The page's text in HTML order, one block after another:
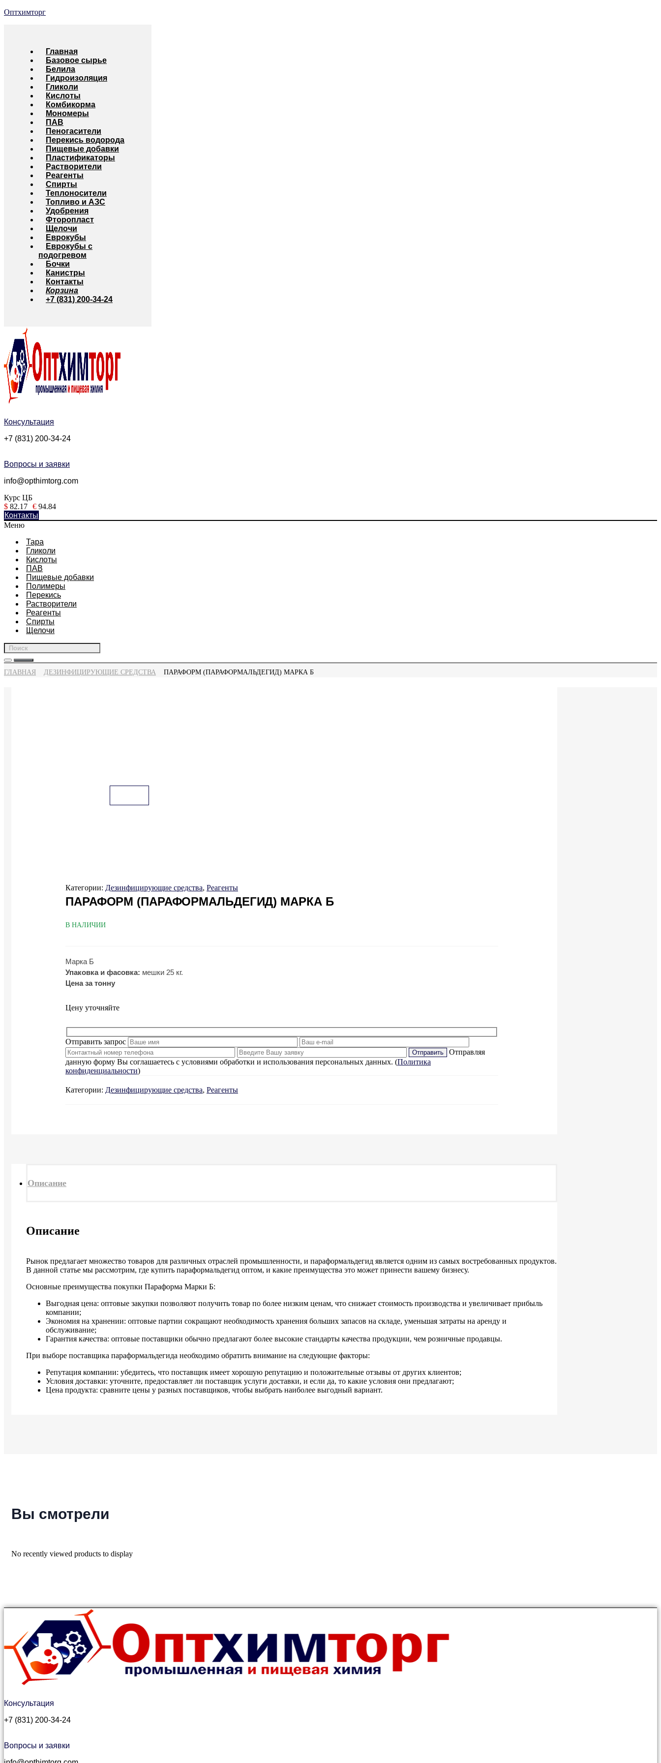
Оптхимторг
Главная
Базовое сырье
Белила
Гидроизоляция
Гликоли
Кислоты
Комбикорма
Мономеры
ПАВ
Пеногасители
Перекись водорода
Пищевые добавки
Пластификаторы
Растворители
Реагенты
Спирты
Теплоносители
Топливо и АЗС
Удобрения
Фторопласт
Щелочи
Еврокубы
Еврокубы с
подогревом
Бочки
Канистры
Контакты
Корзина
+7 (831) 200-34-24
Консультация
+7 (831) 200-34-24
Вопросы и заявки
info@opthimtorg.com
Курс ЦБ
$ 82.17 € 94.84
Контакты
Меню
Тара
Гликоли
Кислоты
ПАВ
Пищевые добавки
Полимеры
Перекись
Растворители
Реагенты
Спирты
Щелочи
ГЛАВНАЯ ДЕЗИНФИЦИРУЮЩИЕ СРЕДСТВА ПАРАФОРМ (ПАРАФОРМАЛЬДЕГИД) МАРКА Б
Категории: Дезинфицирующие средства, Реагенты
ПАРАФОРМ (ПАРАФОРМАЛЬДЕГИД) МАРКА Б
В НАЛИЧИИ
Марка Б
Упаковка и фасовка: мешки 25 кг.
Цена за тонну
Цену уточняйте
Отправить запрос
Отправляя
данную форму Вы соглашаетесь с условиями обработки и использования персональных данных. (Политика
конфиденциальности)
Категории: Дезинфицирующие средства, Реагенты
Описание
Описание
Рынок предлагает множество товаров для различных отраслей промышленности, и параформальдегид является одним из самых востребованных продуктов.
В данной статье мы рассмотрим, где купить параформальдегид оптом, и какие преимущества это может принести вашему бизнесу.
Основные преимущества покупки Параформа Марки Б:
Выгодная цена: оптовые закупки позволяют получить товар по более низким ценам, что снижает стоимость производства и увеличивает прибыль
компании;
Экономия на хранении: оптовые партии сокращают необходимость хранения больших запасов на складе, уменьшая затраты на аренду и
обслуживание;
Гарантия качества: оптовые поставщики обычно предлагают более высокие стандарты качества продукции, чем розничные продавцы.
При выборе поставщика параформальдегида необходимо обратить внимание на следующие факторы:
Репутация компании: убедитесь, что поставщик имеет хорошую репутацию и положительные отзывы от других клиентов;
Условия доставки: уточните, предоставляет ли поставщик услуги доставки, и если да, то какие условия они предлагают;
Цена продукта: сравните цены у разных поставщиков, чтобы выбрать наиболее выгодный вариант.
Вы смотрели
No recently viewed products to display
Консультация
+7 (831) 200-34-24
Вопросы и заявки